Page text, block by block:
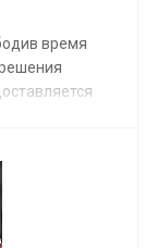
время